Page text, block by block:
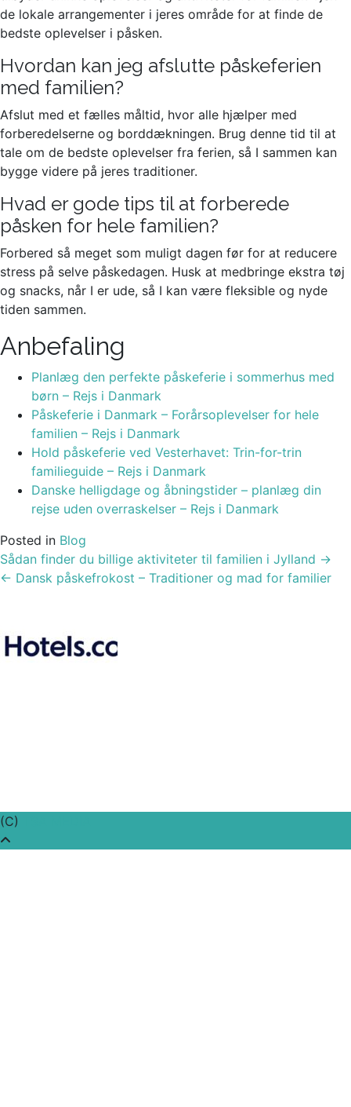
de lokale arrangementer i jeres område for at finde de
bedste oplevelser i påsken.
Hvordan kan jeg afslutte påskeferien
med familien?
Afslut med et fælles måltid, hvor alle hjælper med
forberedelserne og borddækningen. Brug denne tid til at
tale om de bedste oplevelser fra ferien, så I sammen kan
bygge videre på jeres traditioner.
Hvad er gode tips til at forberede
påsken for hele familien?
Forbered så meget som muligt dagen før for at reducere
stress på selve påskedagen. Husk at medbringe ekstra tøj
og snacks, når I er ude, så I kan være fleksible og nyde
tiden sammen.
Anbefaling
Planlæg den perfekte påskeferie i sommerhus med
børn – Rejs i Danmark
Påskeferie i Danmark – Forårsoplevelser for hele
familien – Rejs i Danmark
Hold påskeferie ved Vesterhavet: Trin-for-trin
familieguide – Rejs i Danmark
Danske helligdage og åbningstider – planlæg din
rejse uden overraskelser – Rejs i Danmark
Posted in Blog
Post
navigation
Sådan finder du billige aktiviteter til familien i Jylland →
← Dansk påskefrokost – Traditioner og mad for familier
(C)